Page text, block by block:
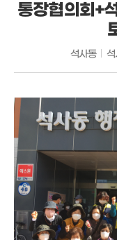
통장협의회+
석사동